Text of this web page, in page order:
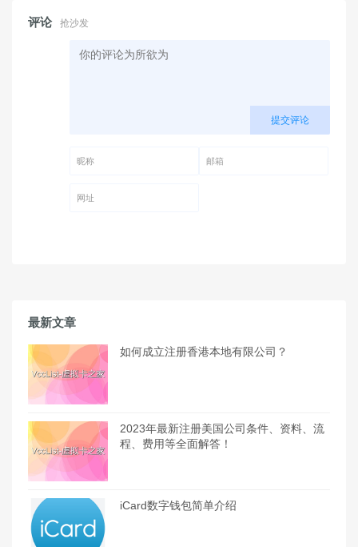
评论 抢沙发
提交评论
最新文章
如何成立注册香港本地有限公司？
2023年最新注册美国公司条件、资料、流
程、费用等全面解答！
iCard数字钱包简单介绍